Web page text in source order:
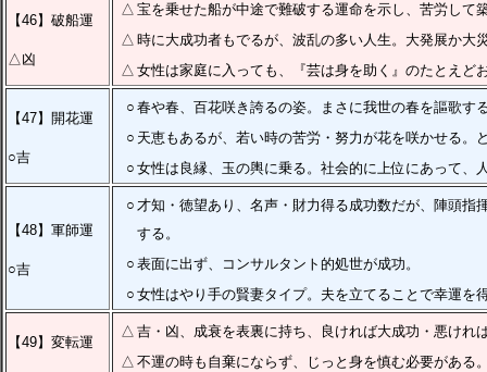
【46】破船運
△凶
△ 宝を乗せた船が中途で難破する運命を示し、苦労して
△ 時に大成功者もでるが、波乱の多い人生。大発展か大
△ 女性は家庭に入っても、『芸は身を助く』のたとえど
【47】開花運
○吉
○ 春や春、百花咲き誇るの姿。まさに我世の春を謳歌す
○ 天恵もあるが、若い時の苦労・努力が花を咲かせる。
○ 女性は良縁、玉の輿に乗る。社会的に上位にあって、
【48】軍師運
○吉
○ 才知・徳望あり、名声・財力得る成功数だが、陣頭指
する。
○ 表面に出ず、コンサルタント的処世が成功。
○ 女性はやり手の賢妻タイプ。夫を立てることで幸運を
【49】変転運
△ 吉・凶、成衰を表裏に持ち、良ければ大成功・悪けれ
△ 不運の時も自棄にならず、じっと身を慎む必要がある